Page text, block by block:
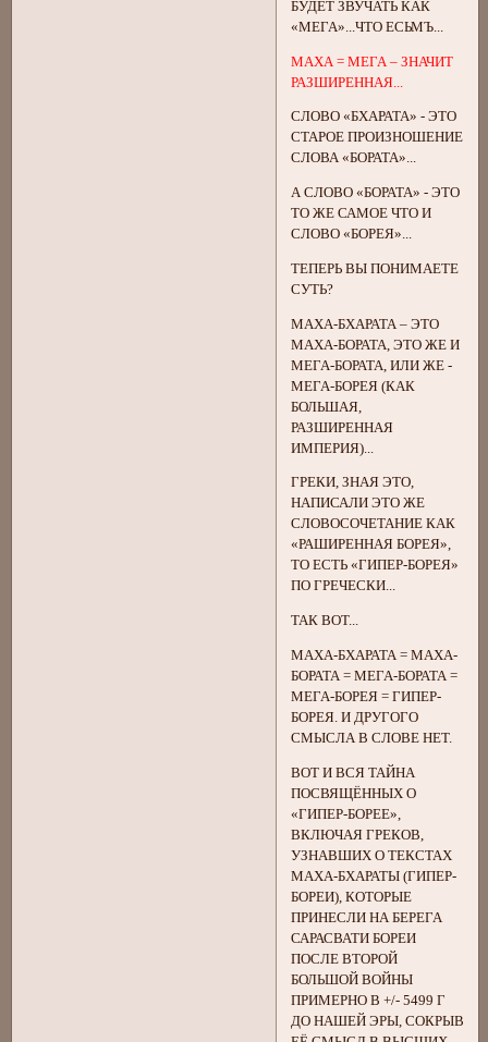
БУДЕТ ЗВУЧАТЬ КАК
«МЕГА»...ЧТО ЕСЬМЪ...
МАХА = МЕГА – ЗНАЧИТ
РАЗШИРЕННАЯ...
СЛОВО «БХАРАТА» - ЭТО
СТАРОЕ ПРОИЗНОШЕНИЕ
СЛОВА «БОРАТА»...
А СЛОВО «БОРАТА» - ЭТО
ТО ЖЕ САМОЕ ЧТО И
СЛОВО «БОРЕЯ»...
ТЕПЕРЬ ВЫ ПОНИМАЕТЕ
СУТЬ?
МАХА-БХАРАТА – ЭТО
МАХА-БОРАТА, ЭТО ЖЕ И
МЕГА-БОРАТА, ИЛИ ЖЕ -
МЕГА-БОРЕЯ (КАК
БОЛЬШАЯ,
РАЗШИРЕННАЯ
ИМПЕРИЯ)...
ГРЕКИ, ЗНАЯ ЭТО,
НАПИСАЛИ ЭТО ЖЕ
СЛОВОСОЧЕТАНИЕ КАК
«РАШИРЕННАЯ БОРЕЯ»,
ТО ЕСТЬ «ГИПЕР-БОРЕЯ»
ПО ГРЕЧЕСКИ...
ТАК ВОТ...
МАХА-БХАРАТА = МАХА-
БОРАТА = МЕГА-БОРАТА =
МЕГА-БОРЕЯ = ГИПЕР-
БОРЕЯ. И ДРУГОГО
СМЫСЛА В СЛОВЕ НЕТ.
ВОТ И ВСЯ ТАЙНА
ПОСВЯЩЁННЫХ О
«ГИПЕР-БОРЕЕ»,
ВКЛЮЧАЯ ГРЕКОВ,
УЗНАВШИХ О ТЕКСТАХ
МАХА-БХАРАТЫ (ГИПЕР-
БОРЕИ), КОТОРЫЕ
ПРИНЕСЛИ НА БЕРЕГА
САРАСВАТИ БОРЕИ
ПОСЛЕ ВТОРОЙ
БОЛЬШОЙ ВОЙНЫ
ПРИМЕРНО В +/- 5499 Г
ДО НАШЕЙ ЭРЫ, СОКРЫВ